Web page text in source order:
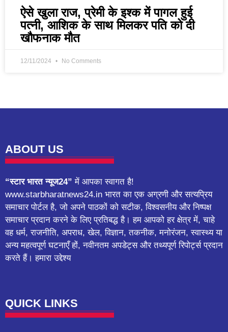
ऐसे खुला राज, प्रेमी के इश्क में पागल हुई
पत्नी, आशिक के साथ मिलकर पति को दी
खौफनाक मौत
12/11/2024 No Comments
ABOUT US
“स्टार भारत न्यूज24” में आपका स्वागत है!
www.starbharatnews24.in भारत का एक अग्रणी और सत्यप्रिय
समाचार पोर्टल है, जो अपने पाठकों को सटीक, विश्वसनीय और निष्पक्ष
समाचार प्रदान करने के लिए प्रतिबद्ध है। हम आपको हर क्षेत्र में, चाहे
वह धर्म, राजनीति, अपराध, खेल, विज्ञान, तकनीक, मनोरंजन, स्वास्थ्य या
अन्य महत्वपूर्ण घटनाएँ हों, नवीनतम अपडेट्स और तथ्यपूर्ण रिपोर्ट्स प्रदान
करते हैं। हमारा उद्देश्य
QUICK LINKS